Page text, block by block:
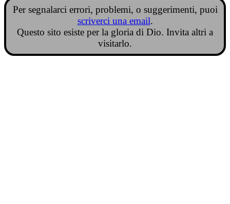
Per segnalarci errori, problemi, o suggerimenti, puoi
scriverci una email.
Questo sito esiste per la gloria di Dio. Invita altri a
visitarlo.